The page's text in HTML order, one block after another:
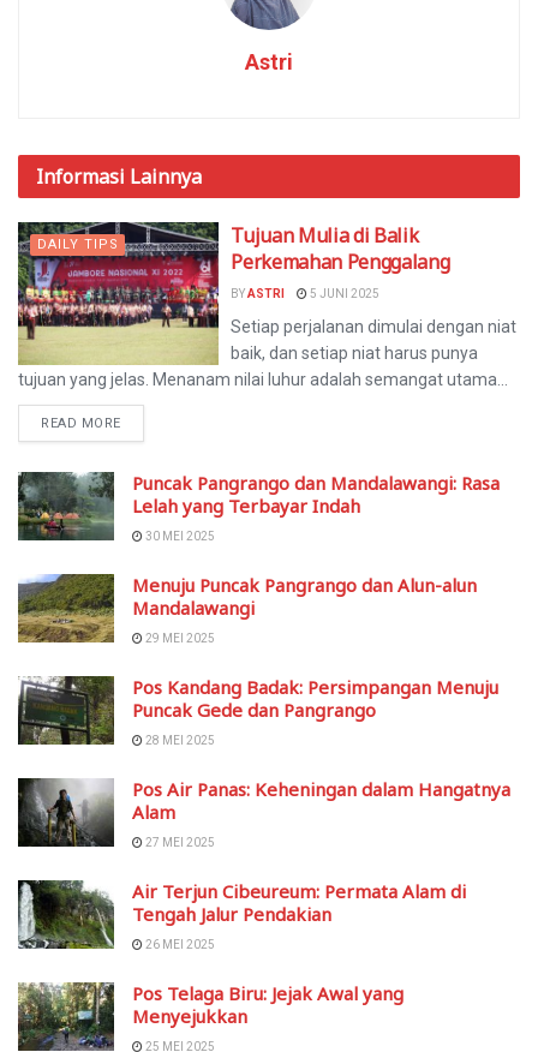
Astri
Informasi Lainnya
DAILY TIPS
Tujuan Mulia di Balik
Perkemahan Penggalang
BYASTRI 5 JUNI 2025
Setiap perjalanan dimulai dengan niat
baik, dan setiap niat harus punya
tujuan yang jelas. Menanam nilai luhur adalah semangat utama...
READ MORE
Puncak Pangrango dan Mandalawangi: Rasa
Lelah yang Terbayar Indah
30 MEI 2025
Menuju Puncak Pangrango dan Alun-alun
Mandalawangi
29 MEI 2025
Pos Kandang Badak: Persimpangan Menuju
Puncak Gede dan Pangrango
28 MEI 2025
Pos Air Panas: Keheningan dalam Hangatnya
Alam
27 MEI 2025
Air Terjun Cibeureum: Permata Alam di
Tengah Jalur Pendakian
26 MEI 2025
Pos Telaga Biru: Jejak Awal yang
Menyejukkan
25 MEI 2025